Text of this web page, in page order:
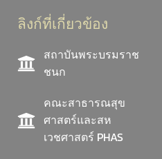
ลิงก์ที่เกี่ยวข้อง
สถาบันพระบรมราช
ชนก
คณะสาธารณสุข
ศาสตร์และสห
เวชศาสตร์ PHAS